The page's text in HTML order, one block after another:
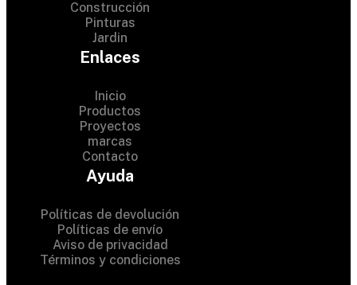
Construcción
Pinturas
Jardin
Enlaces
Inicio
Productos
Proyectos
marcas
Contacto
Ayuda
Políticas de devolución
Políticas de envío
Aviso de privacidad
Términos y condiciones